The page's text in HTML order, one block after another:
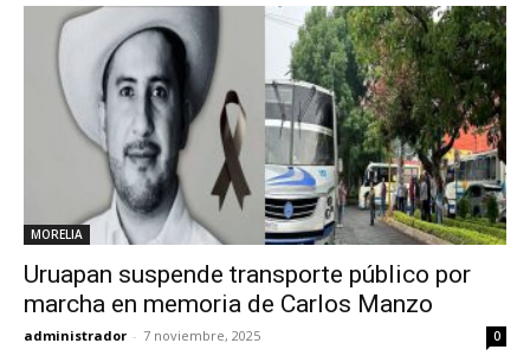
MORELIA
Uruapan suspende transporte público por
marcha en memoria de Carlos Manzo
administrador - 7 noviembre, 2025 0